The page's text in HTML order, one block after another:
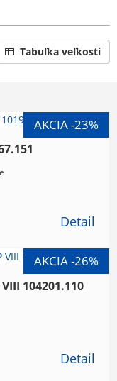
Tabuľka veľkostí
Detail
104201.110
Detail